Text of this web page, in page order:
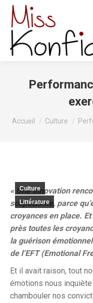
Vous êtes ici :
Accueil Culture
Culture
Littérature
« Une innovation
scepticisme, parce
croyances en place.
près toutes les
la guérison
de l’EFT (Emotional
Et il avait raison, tout
émotions nous inquiète
chambouler nos